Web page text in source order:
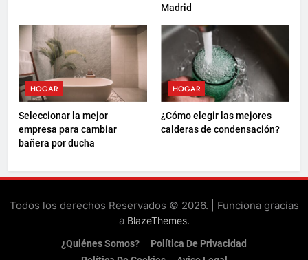
Madrid
HOGAR
Seleccionar la mejor
empresa para cambiar
bañera por ducha
HOGAR
¿Cómo elegir las mejores
calderas de condensación?
Todos los derechos Reservados © 2026. | Funciona gracias
a BlazeThemes.
¿Quiénes Somos?
Política De Privacidad